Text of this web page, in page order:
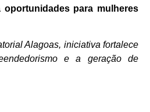
oportunidades para mulheres
Alagoas, iniciativa fortalece
e a geração de